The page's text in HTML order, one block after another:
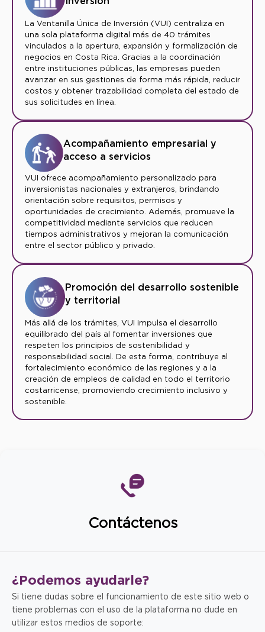
La Ventanilla Única de Inversión (VUI) centraliza en
una sola plataforma digital más de 40 trámites
vinculados a la apertura, expansión y formalización de
negocios en Costa Rica. Gracias a la coordinación
entre instituciones públicas, las empresas pueden
avanzar en sus gestiones de forma más rápida, reducir
costos y obtener trazabilidad completa del estado de
sus solicitudes en línea.
Acompañamiento empresarial y
acceso a servicios
VUI ofrece acompañamiento personalizado para
inversionistas nacionales y extranjeros, brindando
orientación sobre requisitos, permisos y
oportunidades de crecimiento. Además, promueve la
competitividad mediante servicios que reducen
tiempos administrativos y mejoran la comunicación
entre el sector público y privado.
Promoción del desarrollo sostenible
y territorial
Más allá de los trámites, VUI impulsa el desarrollo
equilibrado del país al fomentar inversiones que
respeten los principios de sostenibilidad y
responsabilidad social. De esta forma, contribuye al
fortalecimiento económico de las regiones y a la
creación de empleos de calidad en todo el territorio
costarricense, promoviendo crecimiento inclusivo y
sostenible.
Contáctenos
¿Podemos ayudarle?
Si tiene dudas sobre el funcionamiento de este sitio web o
tiene problemas con el uso de la plataforma no dude en
utilizar estos medios de soporte: